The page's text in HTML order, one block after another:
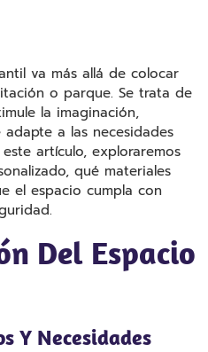
va más allá de colocar
o parque. Se trata de
la imaginación,
a las necesidades
artículo, exploraremos
qué materiales
el espacio cumpla con
Del Espacio
Y Necesidades